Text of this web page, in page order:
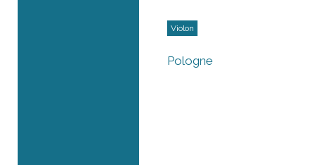
Violon
Pologne